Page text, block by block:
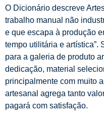
O Dicionário descreve
trabalho manual não
e que escapa à produção
tempo utilitária e artística”.
para a galeria de produto
dedicação, material
principalmente com muito
artesanal agrega tanto
pagará com satisfação.